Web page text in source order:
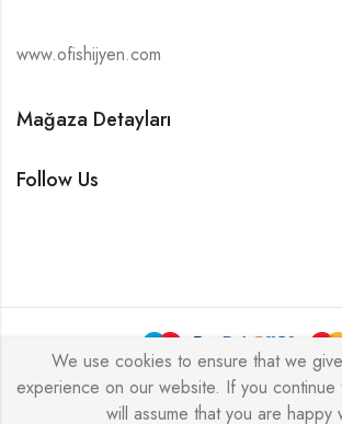
Tek Tıkla Ödeme Kolaylığı
www.ofishijyen.com
Mağaza Detayları
Follow Us
Alukas © 2026 byPressLayoutsAll
We use cookies to ensure that we
experience on our website. If you continue
will assume that you are happy